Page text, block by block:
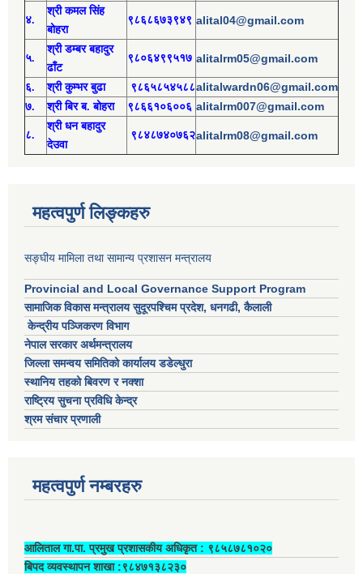
४.
श्री कमल सिंह
बोहरा
९८६८६७३९४९ alital04@gmail.com
५.
श्री डम्बर बहादुर
ढाँट
९८०६४९९५१७ alitalrm05@gmail.com
६. श्री कुम्भर बुढा ९८६५८५४५८८alitalwardn06@gmail.com
७. श्री बिर ब. बोहरा ९८६६१०६००६ alitalrm007@gmail.com
८.
श्री धन बहादुर
देउवा
९८४८७४०७६२alitalrm08@gmail.com
महत्वपुर्ण लिङ्कहरु
सङ्घीय मामिला तथा सामान्य प्रशासन मन्त्रालय
Provincial and Local Governance Support Program
सामाजिक विकास मन्त्रालय सुदूरपश्चिम प्रदेश, धनगढी, कैलाली
केन्द्रीय पञ्जिकरण विभाग
नेपाल सरकार अर्थमन्त्रालय
जिल्ला समन्वय समितिको कार्यालय डडेल्धुरा
स्थानिय तहको बिवरण र नक्शा
राष्ट्रिय सुचना प्रविधि केन्द्र
श्रम संचार प्रणाली
महत्वपुर्ण नम्बरहरु
आलिताल गा.पा. प्रमुख प्रशासकीय अधिकृत ‍: ९८५८७८१०२०
बिपद व्यवस्थापन शाखा :९८४७१३८२३०